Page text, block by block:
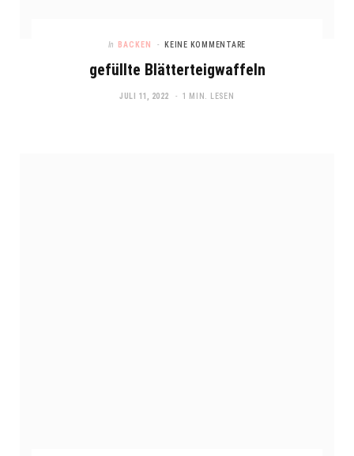
In BACKEN KEINE KOMMENTARE
gefüllte Blätterteigwaffeln
JULI 11, 2022 1 MIN. LESEN